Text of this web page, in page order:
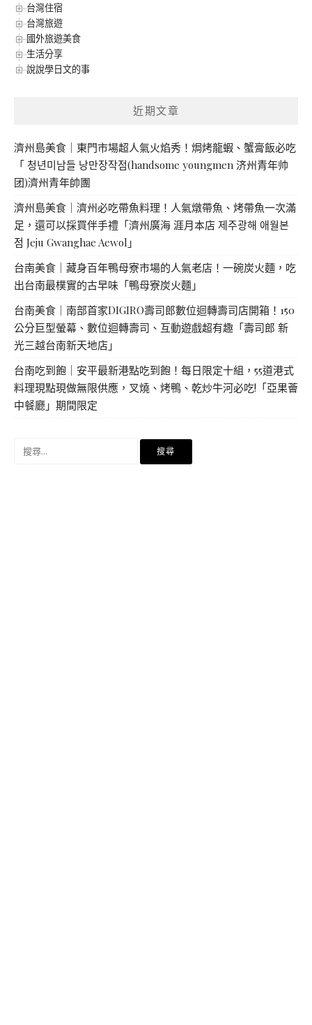
台灣住宿
台灣旅遊
國外旅遊美食
生活分享
說說學日文的事
近期文章
濟州島美食｜東門市場超人氣火焰秀！焗烤龍蝦、蟹膏飯必吃
「 청년미남들 낭만장작점(handsome youngmen 济州青年帅
团)濟州青年帥團
濟州島美食｜濟州必吃帶魚料理！人氣燉帶魚、烤帶魚一次滿
足，還可以採買伴手禮「濟州廣海 涯月本店 제주광해 애월본
점 Jeju Gwanghae Aewol」
台南美食｜藏身百年鴨母寮市場的人氣老店！一碗炭火麵，吃
出台南最樸實的古早味「鴨母寮炭火麵」
台南美食｜南部首家DIGIRO壽司郎數位迴轉壽司店開箱！150
公分巨型螢幕、數位迴轉壽司、互動遊戲超有趣「壽司郎 新
光三越台南新天地店」
台南吃到飽｜安平最新港點吃到飽！每日限定十組，55道港式
料理現點現做無限供應，叉燒、烤鴨、乾炒牛河必吃!「亞果薈
中餐廳」期間限定